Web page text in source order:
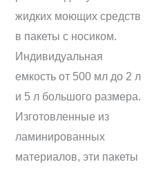
жидких моющих средств
в пакеты с носиком.
Индивидуальная
емкость от 500 мл до 2 л
и 5 л большого размера.
Изготовленные из
ламинированных
материалов, эти пакеты